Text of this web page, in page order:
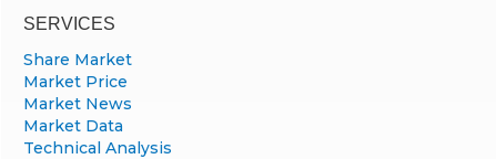
SERVICES
Share Market
Market Price
Market News
Market Data
Technical Analysis